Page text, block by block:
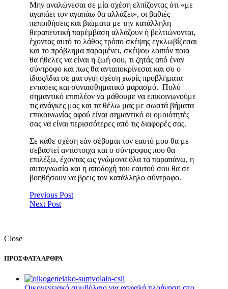
Μην αναλώνεσαι σε μία σχέση ελπίζοντας ότι «με
αγαπάει τον αγαπάω θα αλλάξει», οι βαθιές
πεποιθήσεις και βιώματα με την κατάλληλη
θεραπευτική παρέμβαση αλλάζουν ή βελτιώνονται,
έχοντας αυτό το λάθος τρόπο σκέψης εγκλωβίζεσαι
και το πρόβλημα παραμένει, σκέψου λοιπόν ποια
θα ήθελες να είναι η ζωή σου, τι ζητάς από έναν
σύντροφο και πως θα ανταποκρίνεσαι και συ ο
ίδιος/ίδια σε μια υγιή σχέση χωρίς προβλήματα
εντάσεις και συναισθηματικό μαρασμό. Πολύ
σημαντικό επιπλέον να μάθουμε να επικοινωνούμε
τις ανάγκες μας και τα θέλω μας με σωστά βήματα
επικοινωνίας αφού είναι σημαντικό οι ομοιότητές
σας να είναι περισσότερες από τις διαφορές σας.
Σε κάθε σχέση εάν σέβομαι τον εαυτό μου θα με
σεβαστεί αντίστοιχα και ο σύντροφος που θα
επιλέξω, έχοντας ως γνώμονα όλα τα παραπάνω, η
αυτογνωσία και η αποδοχή του εαυτού σου θα σε
βοηθήσουν να βρεις τον κατάλληλο σύντροφο.
Previous Post
Next Post
Close
ΠΡΟΣΦΑΤΑ ΑΡΘΡΑ